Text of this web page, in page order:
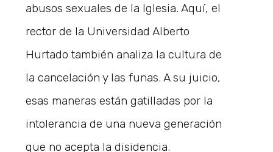
abusos sexuales de la Iglesia. Aquí, el
rector de la Universidad Alberto
Hurtado también analiza la cultura de
la cancelación y las funas. A su juicio,
esas maneras están gatilladas por la
intolerancia de una nueva generación
que no acepta la disidencia.